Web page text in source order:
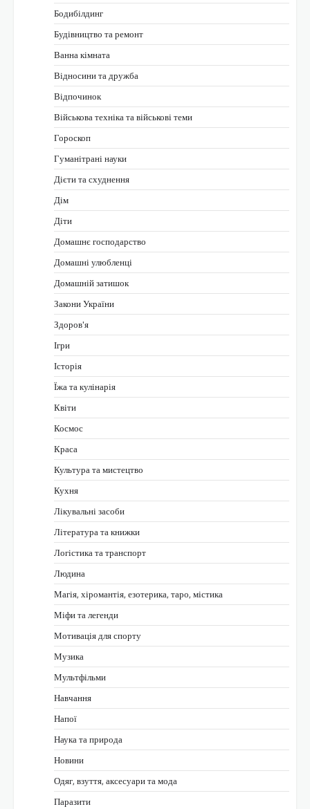
Бодибілдинг
Будівництво та ремонт
Ванна кімната
Відносини та дружба
Відпочинок
Військова техніка та військові теми
Гороскоп
Гуманітрані науки
Дієти та схуднення
Дім
Діти
Домашнє господарство
Домашні улюбленці
Домашній затишок
Закони України
Здоров'я
Ігри
Історія
Їжа та кулінарія
Квіти
Космос
Краса
Культура та мистецтво
Кухня
Лікувальні засоби
Література та книжки
Логістика та транспорт
Людина
Магія, хіромантія, езотерика, таро, містика
Міфи та легенди
Мотивація для спорту
Музика
Мультфільми
Навчання
Напої
Наука та природа
Новини
Одяг, взуття, аксесуари та мода
Паразити